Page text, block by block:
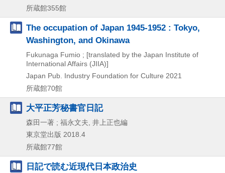
所蔵館355館
The occupation of Japan 1945-1952 : Tokyo,
Washington, and Okinawa
Fukunaga Fumio ; [translated by the Japan Institute of
International Affairs (JIIA)]
Japan Pub. Industry Foundation for Culture 2021
所蔵館70館
大平正芳秘書官日記
森田一著 ; 福永文夫, 井上正也編
東京堂出版 2018.4
所蔵館77館
日記で読む近現代日本政治史